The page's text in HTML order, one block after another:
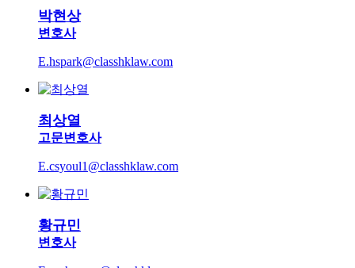
박현상
변호사
E.hspark@classhklaw.com
최상열
고문변호사
E.csyoul1@classhklaw.com
황규민
변호사